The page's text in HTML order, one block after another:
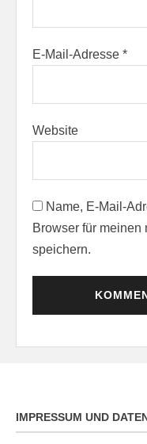
E-Mail-Adresse *
Website
Name, E-Mail-
Browser für meinen
speichern.
IMPRESSUM UND